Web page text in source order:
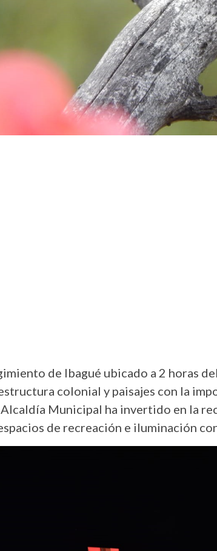
de Ibagué ubicado a 2 horas
colonial y paisajes con la
Municipal ha invertido en la
de recreación e iluminación